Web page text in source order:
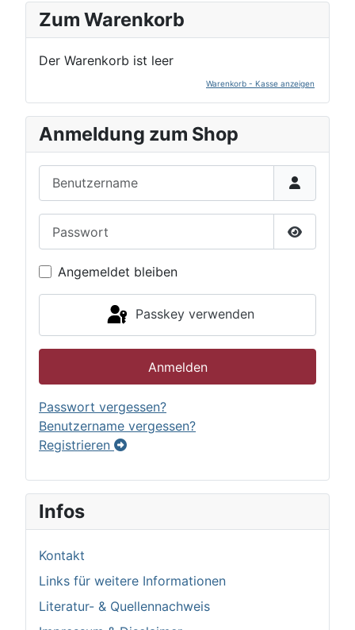
Zum Warenkorb
Der Warenkorb ist leer
Warenkorb - Kasse anzeigen
Anmeldung zum Shop
Passwort
Angemeldet bleiben
Passkey verwenden
Anmelden
Passwort vergessen?
Benutzername vergessen?
Registrieren
Infos
Kontakt
Links für weitere Informationen
Literatur- & Quellennachweis